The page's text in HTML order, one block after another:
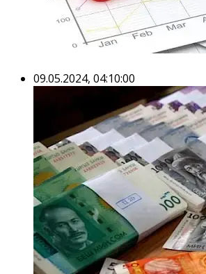
09.05.2024, 04:10:00